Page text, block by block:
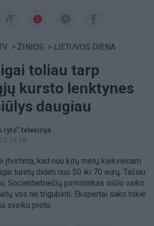
> ŽINIOS > LIETUVOS DIENA
toliau tarp
kursto lenktynes
daugiau
ryto“ televizija
14:18
įtvirtinta, kad nuo kitų metų kiekvienam
turėtų didėti nuo 50 iki 70 eurų. Tačiau
Socialdarbiečių pirmininkas siūlo vaiko
vos ne trigubinti. Ekspertai sako tokie
sveiku protu.